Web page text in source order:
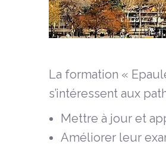
La formation «
s’intéressent aux
Mettre à jour et
Améliorer leur